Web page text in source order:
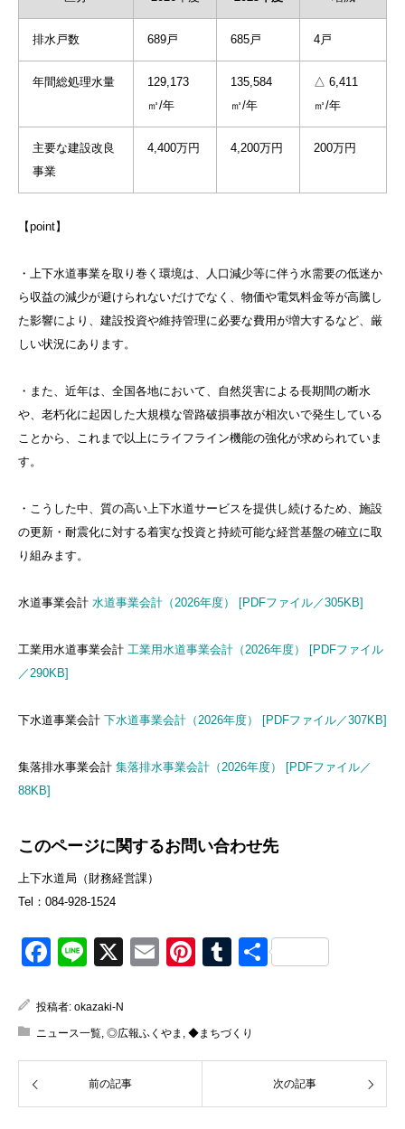
排水戸数 689戸 685戸 4戸
年間総処理水量
129,173
㎥/年
135,584
㎥/年
△ 6,411
㎥/年
主要な建設改良
事業
4,400万円 4,200万円 200万円
【point】
・上下水道事業を取り巻く環境は、人口減少等に伴う水需要の低迷か
ら収益の減少が避けられないだけでなく、物価や電気料金等が高騰し
た影響により、建設投資や維持管理に必要な費用が増大するなど、厳
しい状況にあります。
・また、近年は、全国各地において、自然災害による長期間の断水
や、老朽化に起因した大規模な管路破損事故が相次いで発生している
ことから、これまで以上にライフライン機能の強化が求められていま
す。
・こうした中、質の高い上下水道サービスを提供し続けるため、施設
の更新・耐震化に対する着実な投資と持続可能な経営基盤の確立に取
り組みます。
​水道事業会計 水道事業会計（2026年度） [PDFファイル／305KB]
工業用水道事業会計 工業用水道事業会計（2026年度） [PDFファイル
／290KB]
下水道事業会計 下水道事業会計（2026年度） [PDFファイル／307KB]
集落排水事業会計 集落排水事業会計（2026年度） [PDFファイル／
88KB]
このページに関するお問い合わせ先
上下水道局（財務経営課）
Tel：084-928-1524
Facebook
Line
X EmailPinterest
Tumblr
共
投稿者: okazaki-N
ニュース一覧 ◎広報ふくやま ◆まちづくり
前の記事 次の記事